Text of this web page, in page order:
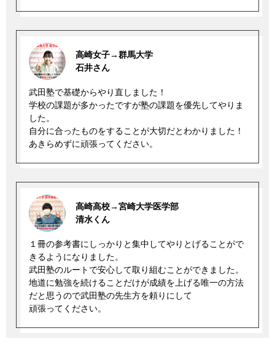
高崎女子→群馬大学
石井さん
武田塾で基礎からやり直しました！
学校の課題が多かったですが塾の課題を優先してやりま
した。
自分に合ったものをすることが大切だとわかりました！
あきらめずに頑張ってください。
高崎高校→宮崎大学医学部
清水くん
１冊の参考書にしっかりと集中してやりとげることがで
きるようになりました。
武田塾のルートで安心して取り組むことができました。
地道に勉強を続けることだけが成績を上げる唯一の方法
だと思うので武田塾の先生方を頼りにして
頑張ってください。